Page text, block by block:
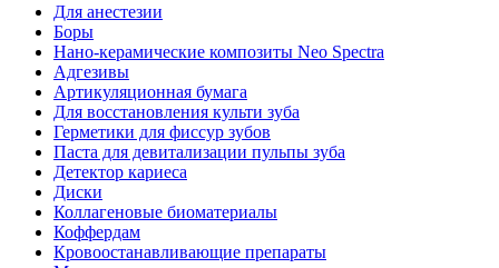
Для анестезии
Боры
Нано-керамические композиты Neo Spectra
Адгезивы
Артикуляционная бумага
Для восстановления культи зуба
Герметики для фиссур зубов
Паста для девитализации пульпы зуба
Детектор кариеса
Диски
Коллагеновые биоматериалы
Коффердам
Кровоостанавливающие препараты